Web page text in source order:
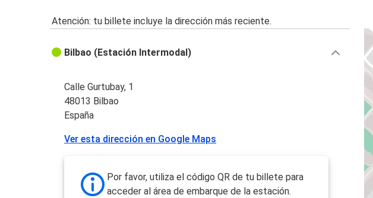
Atención: tu billete incluye la dirección más reciente.
Bilbao (Estación Intermodal)
Calle Gurtubay, 1
48013 Bilbao
España
Ver esta dirección en Google Maps
Por favor, utiliza el código QR de tu billete para
acceder al área de embarque de la estación.